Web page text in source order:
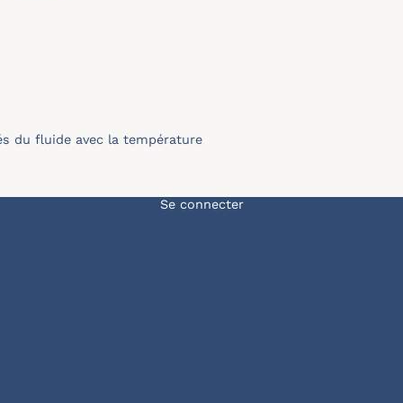
du ﬂuide avec la température
Menu du compte de
Se connecter